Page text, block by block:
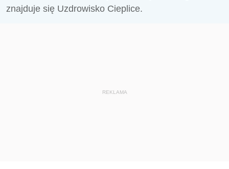
znajduje się Uzdrowisko Cieplice.
REKLAMA